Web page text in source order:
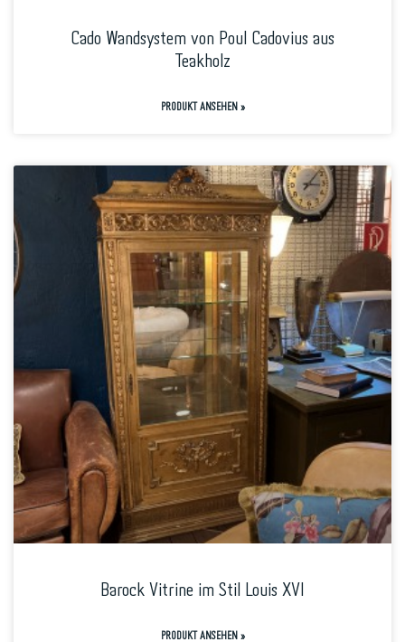
Cado Wandsystem von Poul Cadovius aus
Teakholz
PRODUKT ANSEHEN »
Barock Vitrine im Stil Louis XVI
PRODUKT ANSEHEN »